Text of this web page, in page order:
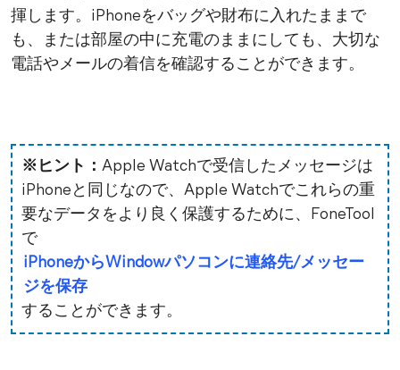
揮します。iPhoneをバッグや財布に入れたままで
も、または部屋の中に充電のままにしても、大切な
電話やメールの着信を確認することができます。
※ヒント： Apple Watchで受信したメッセージは
iPhoneと同じなので、Apple Watchでこれらの重
要なデータをより良く保護するために、FoneTool
で
iPhoneからWindowパソコンに連絡先/メッセー
ジを保存
することができます。